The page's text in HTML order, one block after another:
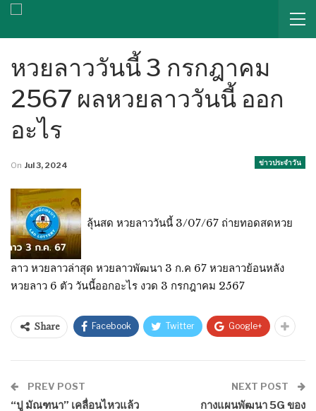
หวยลาววันนี้ 3 กรกฎาคม
2567 ผลหวยลาววันนี้ ออก
อะไร
ข่าวประจำวัน
On Jul 3, 2024
ลุ้นสด หวยลาววันนี้ 3/07/67 ถ่ายทอดสดหวย
ลาว หวยลาวล่าสุด หวยลาวพัฒนา 3 ก.ค 67 หวยลาวย้อนหลัง
หวยลาว 6 ตัว วันนี้ออกอะไร งวด 3 กรกฎาคม 2567
Share Facebook Twitter Google+
PREV POST
“ปู มัณฑนา” เคลื่อนไหวแล้ว
NEXT POST
กางแผนพัฒนา 5G ของ